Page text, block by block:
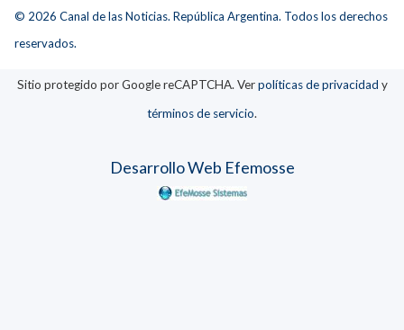
© 2026 Canal de las Noticias. República Argentina. Todos los derechos
reservados.
Sitio protegido por Google reCAPTCHA. Verpolíticas de privacidad y
términos de servicio.
Desarrollo Web Efemosse